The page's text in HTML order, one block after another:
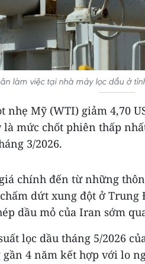
làm việc tại nhà máy lọc dầu ở
nhẹ Mỹ (WTI) giảm 4,70
là mức chốt phiên thấp
3/2026.
chính đến từ những
dứt xung đột ở Trung
dầu mỏ của Iran sớm
lọc dầu tháng 5/2026
4 năm kết hợp với lo